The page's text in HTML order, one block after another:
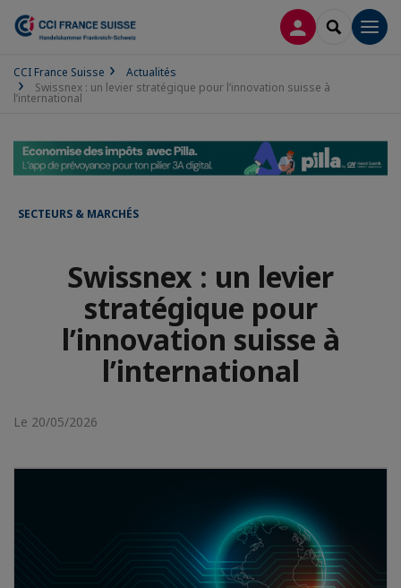
CONNEXION
CCI France Suisse
Actualités
Swissnex : un levier stratégique pour l’innovation suisse à
l’international
SECTEURS & MARCHÉS
Swissnex : un levier
stratégique pour
l’innovation suisse à
l’international
Le 20/05/2026